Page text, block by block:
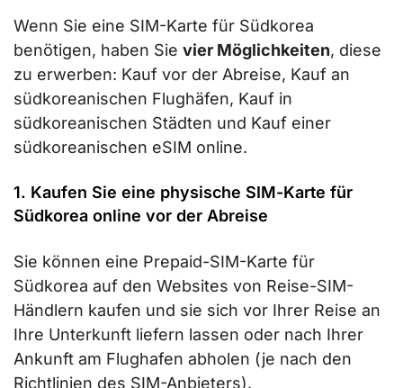
Wenn Sie eine SIM-Karte für Südkorea
benötigen, haben Sie vier Möglichkeiten, diese
zu erwerben: Kauf vor der Abreise, Kauf an
südkoreanischen Flughäfen, Kauf in
südkoreanischen Städten und Kauf einer
südkoreanischen eSIM online.
1. Kaufen Sie eine physische SIM-Karte für
Südkorea online vor der Abreise
Sie können eine Prepaid-SIM-Karte für
Südkorea auf den Websites von Reise-SIM-
Händlern kaufen und sie sich vor Ihrer Reise an
Ihre Unterkunft liefern lassen oder nach Ihrer
Ankunft am Flughafen abholen (je nach den
Richtlinien des SIM-Anbieters).